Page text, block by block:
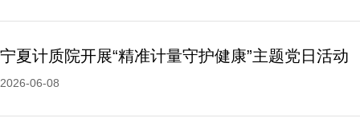
宁夏计质院开展“精准计量守护健康”主题党日活动
2026-06-08